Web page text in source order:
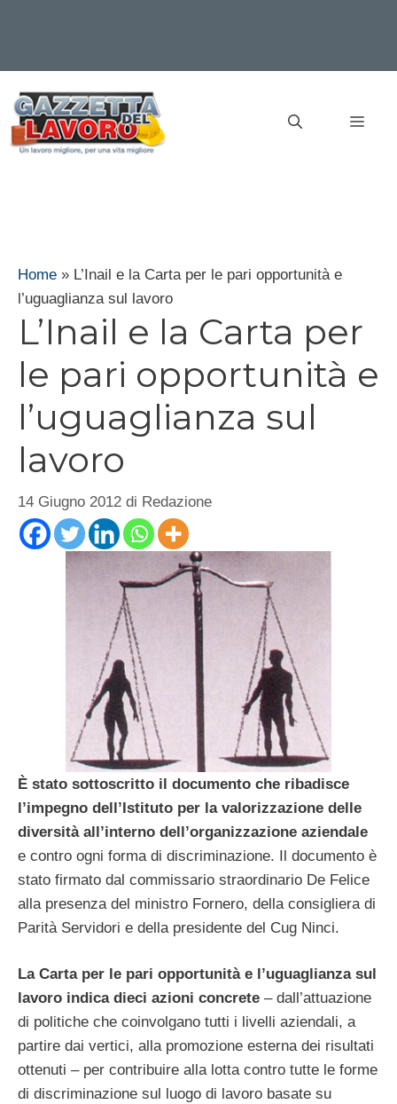
contenuto
Home » L’Inail e la Carta per le pari opportunità e
l’uguaglianza sul lavoro
L’Inail e la Carta per
le pari opportunità e
l’uguaglianza sul
lavoro
14 Giugno 2012 di Redazione
È stato sottoscritto il documento che ribadisce
l’impegno dell’Istituto per la valorizzazione delle
diversità all’interno dell’organizzazione aziendale
e contro ogni forma di discriminazione. Il documento è
stato firmato dal commissario straordinario De Felice
alla presenza del ministro Fornero, della consigliera di
Parità Servidori e della presidente del Cug Ninci.
La Carta per le pari opportunità e l’uguaglianza sul
lavoro indica dieci azioni concrete – dall’attuazione
di politiche che coinvolgano tutti i livelli aziendali, a
partire dai vertici, alla promozione esterna dei risultati
ottenuti – per contribuire alla lotta contro tutte le forme
di discriminazione sul luogo di lavoro basate su